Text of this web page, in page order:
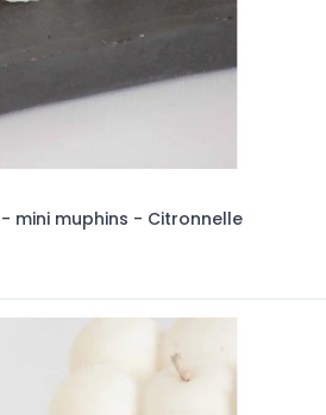
mini muphins - Citronnelle